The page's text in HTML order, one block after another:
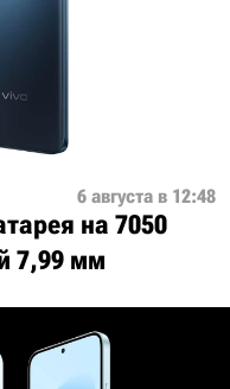
6 августа в 12:48
на 7050
7,99 мм